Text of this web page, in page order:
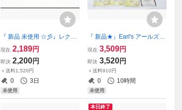
『 新品 未使用 ☆彡』レクサ
ス純正 GS350 GS430 GS45
0h GS460 エアコン吹き出し
口 エアベンチレーター レジ
スタ ASSY LEXUS 55660-30
410
現在 2,189円
即決 2,200円
＋送料1,520円
0 3日
未使用
『 新品★』Earl's アールズ N
OS ホースエンド フィッティ
ング バルクヘッド セット品
10点 24506063 23508083 9
81688など 即納 棚3E12
現在 3,509円
即決 3,520円
＋送料910円
0 10時間
未使用
本日終了